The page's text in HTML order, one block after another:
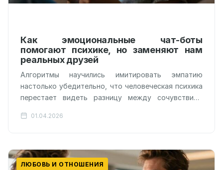
Как эмоциональные чат-боты
помогают психике, но заменяют нам
реальных друзей
Алгоритмы научились имитировать эмпатию
настолько убедительно, что человеческая психика
перестает видеть разницу между сочувствием
данным, опубликованным в журнале Psychology…
01.04.2026
ЛЮБОВЬ И ОТНОШЕНИЯ